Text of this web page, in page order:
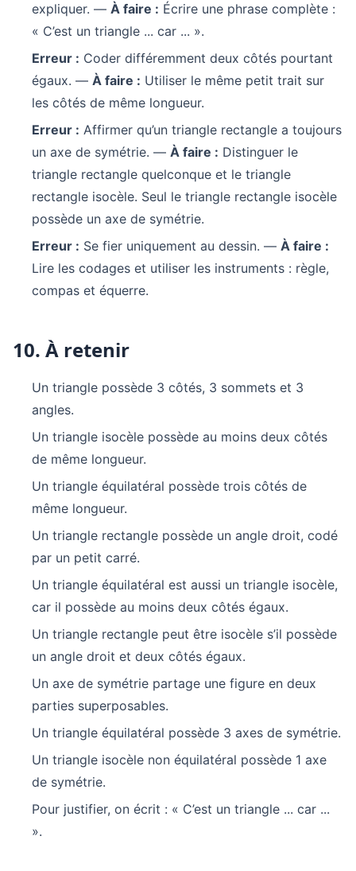
expliquer. — À faire : Écrire une phrase complète :
« C’est un triangle ... car ... ».
Erreur : Coder différemment deux côtés pourtant
égaux. — À faire : Utiliser le même petit trait sur
les côtés de même longueur.
Erreur : Affirmer qu’un triangle rectangle a toujours
un axe de symétrie. — À faire : Distinguer le
triangle rectangle quelconque et le triangle
rectangle isocèle. Seul le triangle rectangle isocèle
possède un axe de symétrie.
Erreur : Se fier uniquement au dessin. — À faire :
Lire les codages et utiliser les instruments : règle,
compas et équerre.
10. À retenir
Un triangle possède 3 côtés, 3 sommets et 3
angles.
Un triangle isocèle possède au moins deux côtés
de même longueur.
Un triangle équilatéral possède trois côtés de
même longueur.
Un triangle rectangle possède un angle droit, codé
par un petit carré.
Un triangle équilatéral est aussi un triangle isocèle,
car il possède au moins deux côtés égaux.
Un triangle rectangle peut être isocèle s’il possède
un angle droit et deux côtés égaux.
Un axe de symétrie partage une figure en deux
parties superposables.
Un triangle équilatéral possède 3 axes de symétrie.
Un triangle isocèle non équilatéral possède 1 axe
de symétrie.
Pour justifier, on écrit : « C’est un triangle ... car ...
».